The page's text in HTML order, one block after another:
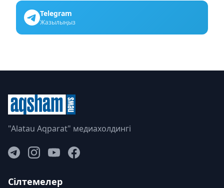
Telegram
Жазылыңыз
"Alatau Aqparat" медиахолдингі
Сілтемелер